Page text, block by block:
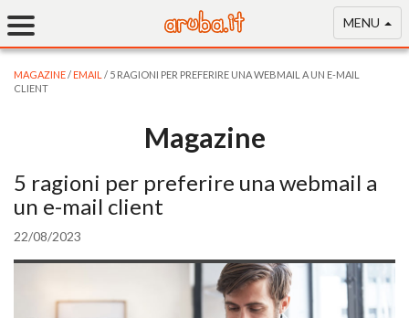
MENU
MAGAZINE/ EMAIL / 5 RAGIONI PER PREFERIRE UNA WEBMAIL A UN E-MAIL
CLIENT
Magazine
5 ragioni per preferire una webmail a
un e-mail client
22/08/2023